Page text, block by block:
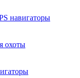
навигаторы
охоты